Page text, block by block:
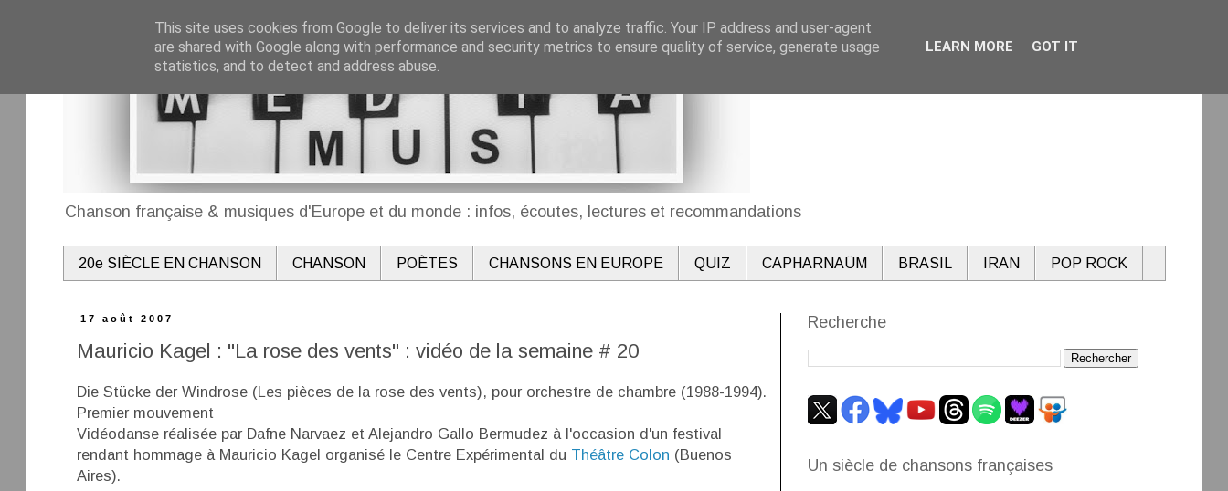
Chanson française & musiques d'Europe et du monde : infos, écoutes, lectures et recommandations
20e SIÈCLE EN CHANSON CHANSON POÈTES CHANSONS EN EUROPE QUIZ CAPHARNAÜM BRASIL IRAN POP ROCK
17 août 2007
Mauricio Kagel : "La rose des vents" : vidéo de la semaine # 20
Die Stücke der Windrose (Les pièces de la rose des vents), pour orchestre de chambre (1988-1994).
Premier mouvement
Vidéodanse réalisée par Dafne Narvaez et Alejandro Gallo Bermudez à l'occasion d'un festival
rendant hommage à Mauricio Kagel organisé le Centre Expérimental du Théâtre Colon (Buenos
Aires).
Recherche
Un siècle de chansons françaises
This site uses cookies from Google to deliver its services and to analyze traffic. Your IP address and user-agent
are shared with Google along with performance and security metrics to ensure quality of service, generate usage
statistics, and to detect and address abuse.
LEARN MORE GOT IT